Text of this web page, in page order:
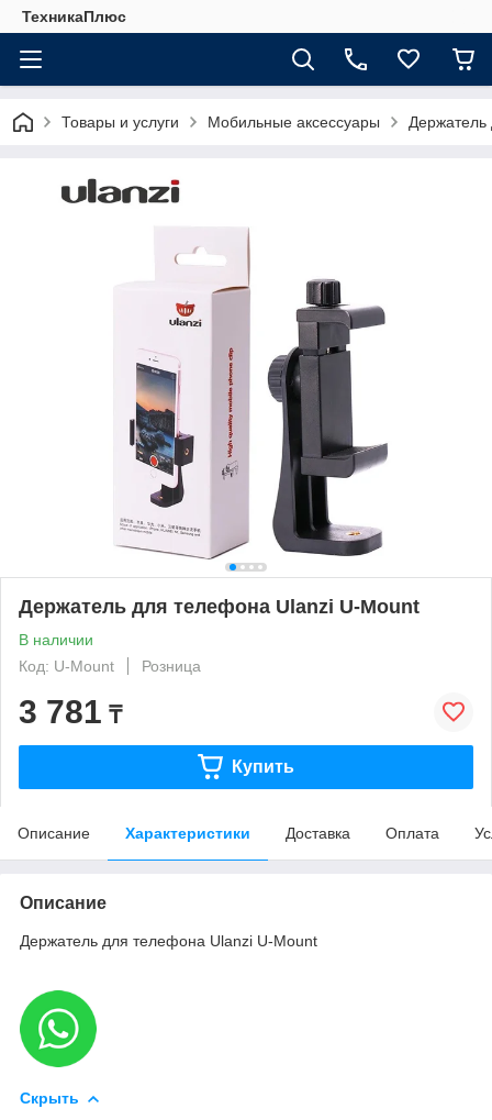
ТехникаПлюс
Товары и услуги Мобильные аксессуары
Держатель для телефона Ulanzi U-Mount
В наличии
Код: U-Mount
Розница
3 781 ₸
Купить
Описание Характеристики Доставка Оплата
Описание
Держатель для телефона Ulanzi U-Mount
Скрыть